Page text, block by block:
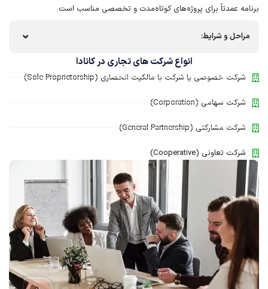
برنامه عمدتاً برای پروژه‌های کوتاه‌مدت و تخصصی مناسب است.
مراحل و شرایط:
انواع شرکت های تجاری در کانادا
شرکت خصوصی یا شرکت با مالکیت انحصاری (Sole Proprietorship)
شرکت سهامی (Corporation)
شرکت مشارکتی (General Partnership)
شرکت تعاونی (Cooperative)